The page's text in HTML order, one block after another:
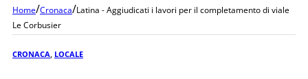
Home/Cronaca/Latina - Aggiudicati i lavori per il completamento di viale
Le Corbusier
CRONACA LOCALE